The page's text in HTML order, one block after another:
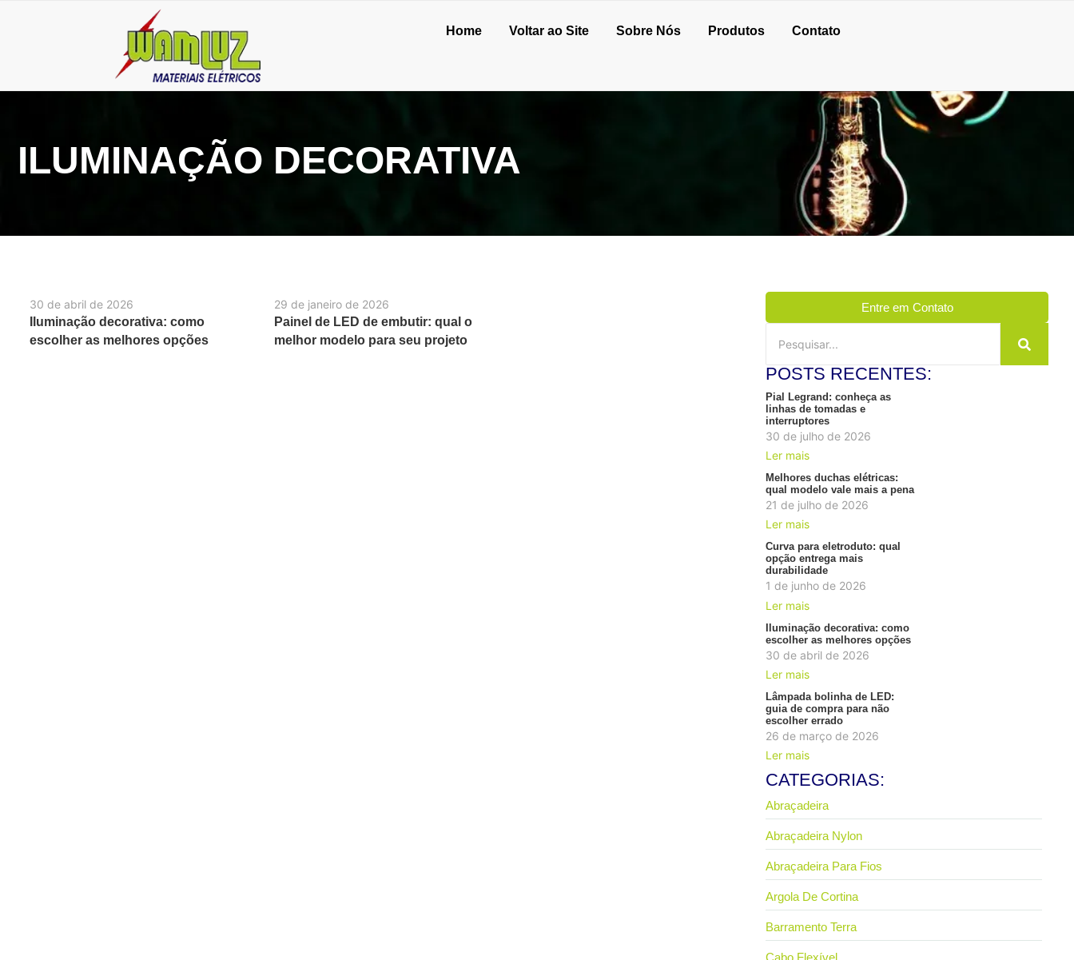
Home Voltar ao Site Sobre Nós Produtos Contato
ILUMINAÇÃO DECORATIVA
30 de abril de 2026
Iluminação decorativa: como
escolher as melhores opções
29 de janeiro de 2026
Painel de LED de embutir: qual o
melhor modelo para seu projeto
Entre em Contato
POSTS RECENTES:
Pial Legrand: conheça as
linhas de tomadas e
interruptores
30 de julho de 2026
Ler mais
Melhores duchas elétricas:
qual modelo vale mais a pena
21 de julho de 2026
Ler mais
Curva para eletroduto: qual
opção entrega mais
durabilidade
1 de junho de 2026
Ler mais
Iluminação decorativa: como
escolher as melhores opções
30 de abril de 2026
Ler mais
Lâmpada bolinha de LED:
guia de compra para não
escolher errado
26 de março de 2026
Ler mais
CATEGORIAS:
Abraçadeira
Abraçadeira Nylon
Abraçadeira Para Fios
Argola De Cortina
Barramento Terra
Cabo Flexível